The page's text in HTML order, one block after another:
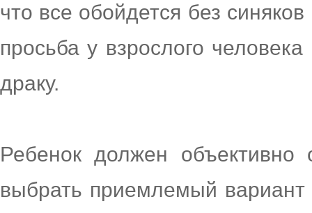
что все обойдется без
просьба у взрослого
драку.
Ребенок должен объективно
выбрать приемлемый